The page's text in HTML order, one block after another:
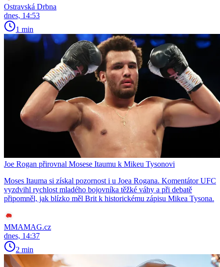
Ostravská Drbna
dnes, 14:53
1 min
Joe Rogan přirovnal Mosese Itaumu k Mikeu Tysonovi
Moses Itauma si získal pozornost i u Joea Rogana. Komentátor UFC
vyzdvihl rychlost mladého bojovníka těžké váhy a při debatě
připomněl, jak blízko měl Brit k historickému zápisu Mikea Tysona.
MMAMAG.cz
dnes, 14:37
2 min